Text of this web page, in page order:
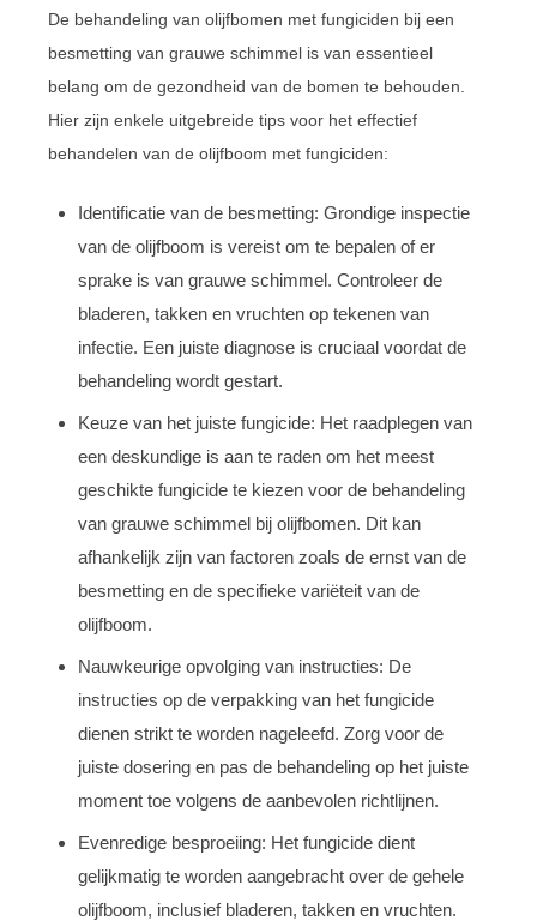
De behandeling van olijfbomen met fungiciden bij een
besmetting van grauwe schimmel is van essentieel
belang om de gezondheid van de bomen te behouden.
Hier zijn enkele uitgebreide tips voor het effectief
behandelen van de olijfboom met fungiciden:
Identificatie van de besmetting: Grondige inspectie
van de olijfboom is vereist om te bepalen of er
sprake is van grauwe schimmel. Controleer de
bladeren, takken en vruchten op tekenen van
infectie. Een juiste diagnose is cruciaal voordat de
behandeling wordt gestart.
Keuze van het juiste fungicide: Het raadplegen van
een deskundige is aan te raden om het meest
geschikte fungicide te kiezen voor de behandeling
van grauwe schimmel bij olijfbomen. Dit kan
afhankelijk zijn van factoren zoals de ernst van de
besmetting en de specifieke variëteit van de
olijfboom.
Nauwkeurige opvolging van instructies: De
instructies op de verpakking van het fungicide
dienen strikt te worden nageleefd. Zorg voor de
juiste dosering en pas de behandeling op het juiste
moment toe volgens de aanbevolen richtlijnen.
Evenredige besproeiing: Het fungicide dient
gelijkmatig te worden aangebracht over de gehele
olijfboom, inclusief bladeren, takken en vruchten.